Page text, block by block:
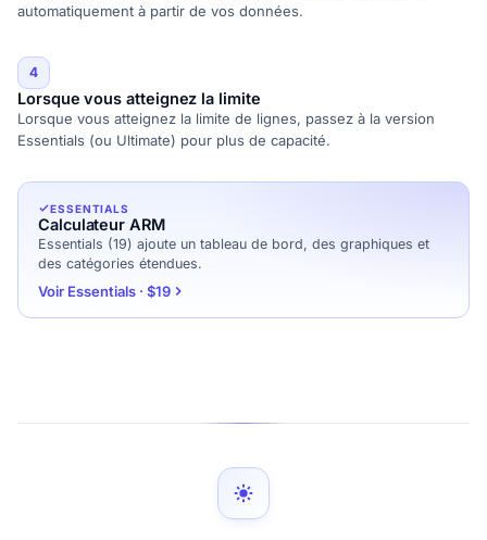
automatiquement à partir de vos données.
4
Lorsque vous atteignez la limite
Lorsque vous atteignez la limite de lignes, passez à la version
Essentials (ou Ultimate) pour plus de capacité.
ESSENTIALS
Calculateur ARM
Essentials (19) ajoute un tableau de bord, des graphiques et
des catégories étendues.
Voir Essentials · $19